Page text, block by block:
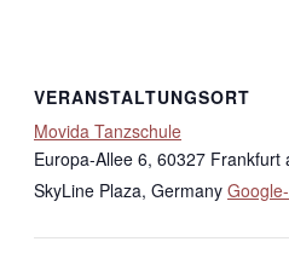
VERANSTALTUNGSORT
Movida Tanzschule
Europa-Allee 6, 60327 Frankfurt
SkyLine Plaza, Germany